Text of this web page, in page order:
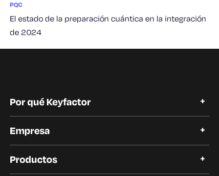
PQC
El estado de la preparación cuántica en la integración
de 2024
Por qué Keyfactor
Historias de clientes
Empresa
Carreras profesionales
Productos